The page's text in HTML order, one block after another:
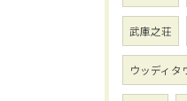
武庫之荘
ウッディタ